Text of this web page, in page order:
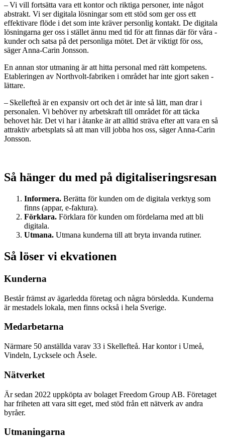
– Vi vill fortsätta vara ett kontor och riktiga personer, inte något
abstrakt. Vi ser digitala lösningar som ett stöd som ger oss ett
effektivare flöde i det som inte ­kräver personlig kontakt. De digitala
­lösningarna ger oss i stället ännu med tid för att finnas där för våra ­
kunder och satsa på det personliga mötet. Det är ­viktigt för oss,
säger Anna-Carin Jonsson.
En annan stor utmaning är att hitta personal med rätt kompetens.
Etableringen av Northvolt-fabriken i området har inte gjort saken ­
lättare.
– Skellefteå är en expansiv ort och det är inte så lätt, man drar i
personalen. Vi behöver ny arbetskraft till området för att täcka
behovet här. Det vi har i åtanke är att alltid sträva efter att vara en så
attraktiv arbetsplats så att man vill jobba hos oss, säger Anna-Carin
Jonsson.
Så hänger du med på ­digitaliseringsresan
Informera. Berätta för kunden om de digitala verktyg som
finns (appar, e-faktura).
Förklara. Förklara för kunden om fördelarna med att bli
digitala.
Utmana. Utmana ­kunderna till att bryta ­invanda ­rutiner.
Så löser vi ekvationen
Kunderna
Består främst av ägarledda företag och några börsledda. Kunderna
är mestadels lokala, men finns också i hela Sverige.
Medarbetarna
Närmare 50 anställda varav 33 i Skellefteå. Har kontor i Umeå,
Vindeln, Lycksele och Åsele.
Nätverket
Är sedan 2022 uppköpta av bolaget Freedom Group AB. Företaget
har friheten att vara sitt eget, med stöd från ett nätverk av andra
byråer.
Utmaningarna